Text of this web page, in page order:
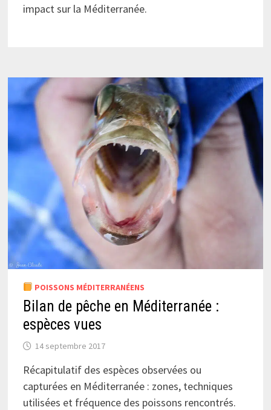
impact sur la Méditerranée.
POISSONS MÉDITERRANÉENS
Bilan de pêche en Méditerranée :
espèces vues
14 septembre 2017
Récapitulatif des espèces observées ou
capturées en Méditerranée : zones, techniques
utilisées et fréquence des poissons rencontrés.